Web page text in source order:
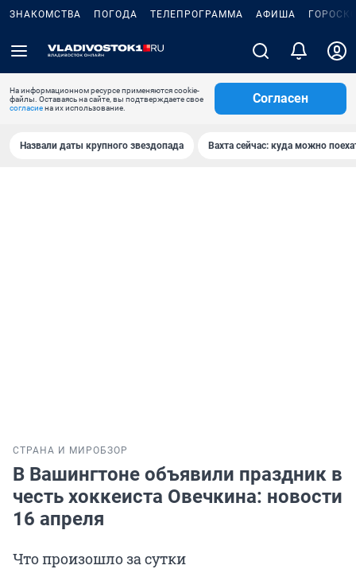
ЗНАКОМСТВА ПОГОДА ТЕЛЕПРОГРАММА АФИША
На информационном ресурсе применяются cookie-
файлы. Оставаясь на сайте, вы подтверждаете свое
согласиена их использование.
Согласен
Назвали даты крупного звездопада Вахта сейчас: куда можно
СТРАНА И МИРОБЗОР
В Вашингтоне объявили праздник в
честь хоккеиста Овечкина: новости
16 апреля
Что произошло за сутки